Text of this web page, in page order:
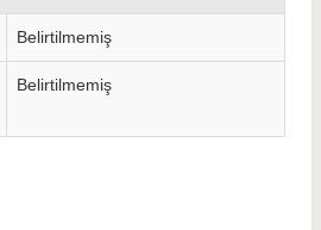
Belirtilmemiş
Belirtilmemiş